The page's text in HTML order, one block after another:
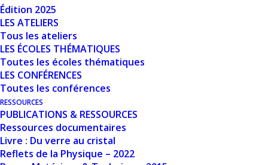
Édition 2025
LES ATELIERS
Tous les ateliers
LES ÉCOLES THÉMATIQUES
Toutes les écoles thématiques
LES CONFÉRENCES
Toutes les conférences
RESSOURCES
PUBLICATIONS & RESSOURCES
Ressources documentaires
Livre : Du verre au cristal
Reflets de la Physique – 2022
toujours plus restrictifs, nous cherchons à
apporter plus de compréhension des liens entre
composition chimique de nos produits et
propriétés physico-chimiques (brillance,
température de transition vitreuse, durabilité
chimique, dilatation thermique…). Pour cela, nous
souhaitons mettre en place un plan d’expériences
sur ce sujet. A terme, cela pourra conduire à une
optimisation de la composition et une
amélioration des propriétés finales de nos